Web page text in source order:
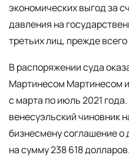
экономических выгод за
давления на
третьих лиц, прежде
В распоряжении суда
Мартинесом Мартинесом
с марта по июль 2021
венесуэльский чиновник
бизнесмену соглашение о
на сумму 238 618